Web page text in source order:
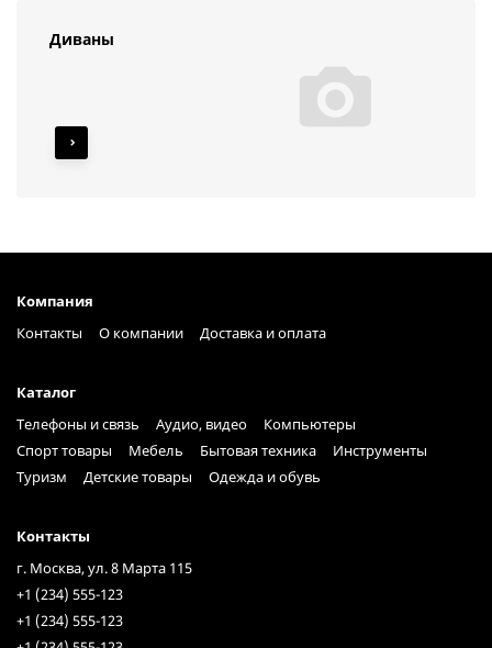
Диваны
Компания
Контакты
О компании Доставка и оплата
Каталог
Телефоны и связь
Аудио, видео
Компьютеры
Спорт товары
Мебель Бытовая техника
Инструменты
Туризм
Детские товары Одежда и обувь
Контакты
г. Москва, ул. 8 Марта 115
+1 (234) 555-123
+1 (234) 555-123